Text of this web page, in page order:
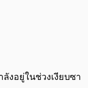
0:00/ 0:00
ลังอยู่ในช่วงเงียบซา